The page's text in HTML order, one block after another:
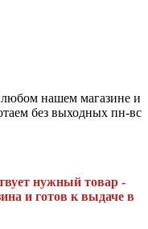
нашем магазине и
без выходных пн-вс
нужный товар -
и готов к выдаче в